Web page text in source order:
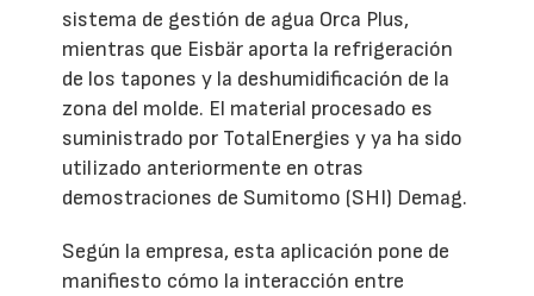
sistema de gestión de agua Orca Plus,
mientras que Eisbär aporta la refrigeración
de los tapones y la deshumidificación de la
zona del molde. El material procesado es
suministrado por TotalEnergies y ya ha sido
utilizado anteriormente en otras
demostraciones de Sumitomo (SHI) Demag.
Según la empresa, esta aplicación pone de
manifiesto cómo la interacción entre